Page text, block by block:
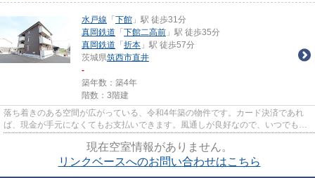
水戸線 「 下館 」駅 徒歩31分
真岡鉄道 「 下館二高前 」駅 徒歩35分
真岡鉄道 「 折本 」駅 徒歩57分
茨城県筑西市直井
-
築年数：築4年
階数：3階建
落ち着きのある空間が広がっている、令和4年築の物件です。カード決済であれ
ば、現金が手元になくてもお支払いできます。風通しが良好なので、いつでも新
現在空室情報がありません。
リンクベースへのお問い合わせはこちら